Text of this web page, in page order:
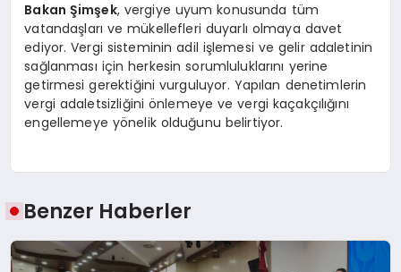
Bakan Şimşek, vergiye uyum konusunda tüm
vatandaşları ve mükellefleri duyarlı olmaya davet
ediyor. Vergi sisteminin adil işlemesi ve gelir adaletinin
sağlanması için herkesin sorumluluklarını yerine
getirmesi gerektiğini vurguluyor. Yapılan denetimlerin
vergi adaletsizliğini önlemeye ve vergi kaçakçılığını
engellemeye yönelik olduğunu belirtiyor.
Benzer Haberler